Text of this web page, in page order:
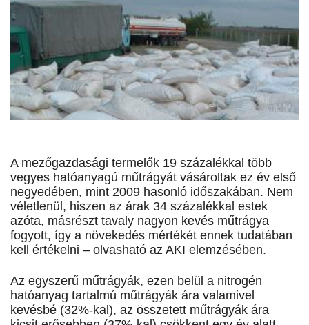
A mezőgazdasági termelők 19 százalékkal több
vegyes hatóanyagú műtrágyát vásároltak ez év első
negyedében, mint 2009 hasonló időszakában. Nem
véletlenül, hiszen az árak 34 százalékkal estek
azóta, másrészt tavaly nagyon kevés műtrágya
fogyott, így a növekedés mértékét ennek tudatában
kell értékelni – olvasható az AKI elemzésében.
Az egyszerű műtrágyák, ezen belül a nitrogén
hatóanyag tartalmú műtrágyák ára valamivel
kevésbé (32%-kal), az összetett műtrágyák ára